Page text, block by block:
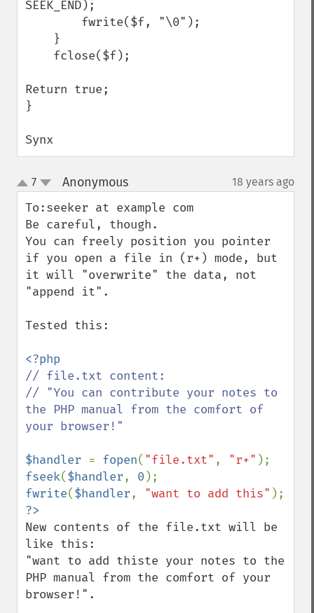
SEEK_END);
Return true;
}
Synx
up
down
7 Anonymous¶ 18 years ago
To:seeker at example com
Be careful, though.
You can freely position you pointer
if you open a file in (r+) mode, but
it will "overwrite" the data, not
"append it".
Tested this:
// file.txt content:
// "You can contribute your notes to
the PHP manual from the comfort of
your browser!"
$handler = fopen( "file.txt" , "r+"
fseek($handler, 0
fwrite($handler, "want to add this"
New contents of the file.txt will be
like this:
"want to add thiste your notes to the
PHP manual from the comfort of your
browser!".